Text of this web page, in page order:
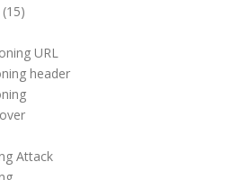
URL
header
Attack